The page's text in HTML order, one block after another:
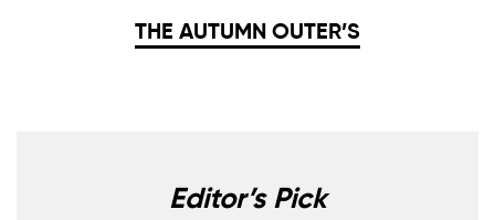
THE AUTUMN OUTER’S
Editor’s Pick